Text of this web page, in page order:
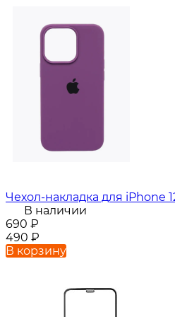
Чехол-накладка для iPhone
В наличии
690 ₽
490 ₽
В корзину